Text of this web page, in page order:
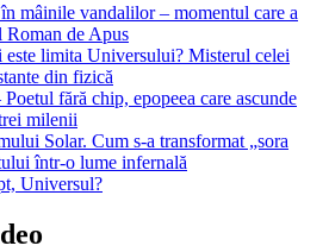
mâinile vandalilor – momentul care a
Roman de Apus
limita Universului? Misterul celei
din fizică
fără chip, epopeea care ascunde
milenii
Solar. Cum s-a transformat „sora
într-o lume infernală
Universul?